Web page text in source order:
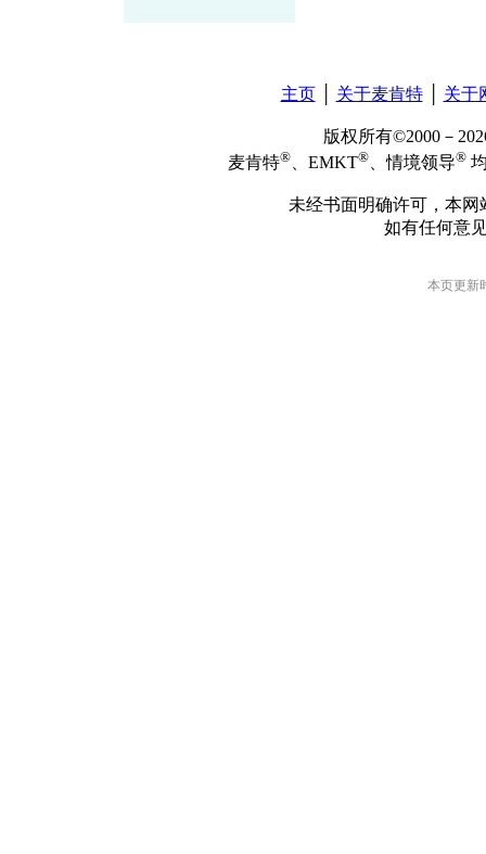
主页│ 关于麦肯特│ 关于
版权所有©2000－
麦肯特® 、EMKT® 、情境领导®
未经书面明确许可，本
如有任何意
本页更新